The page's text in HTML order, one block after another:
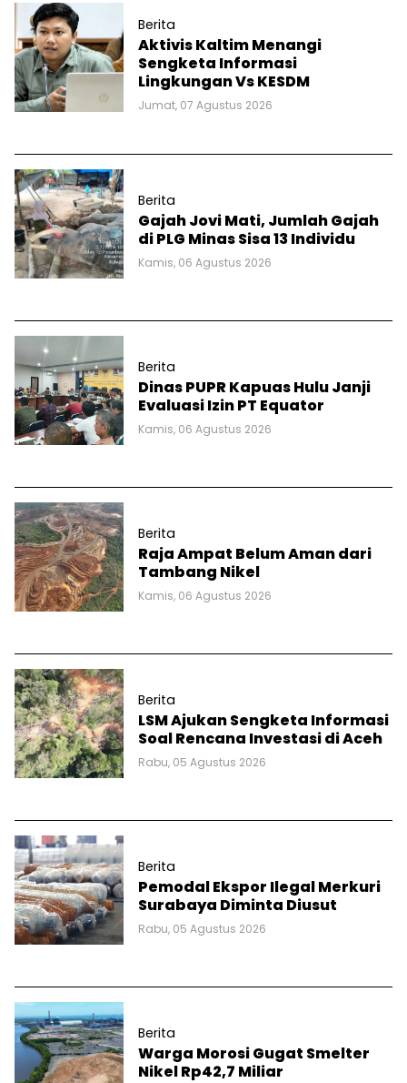
Berita
Aktivis Kaltim Menangi
Sengketa Informasi
Lingkungan Vs KESDM
Jumat, 07 Agustus 2026
Berita
Gajah Jovi Mati, Jumlah Gajah
di PLG Minas Sisa 13 Individu
Kamis, 06 Agustus 2026
Berita
Dinas PUPR Kapuas Hulu Janji
Evaluasi Izin PT Equator
Kamis, 06 Agustus 2026
Berita
Raja Ampat Belum Aman dari
Tambang Nikel
Kamis, 06 Agustus 2026
Berita
LSM Ajukan Sengketa Informasi
Soal Rencana Investasi di Aceh
Rabu, 05 Agustus 2026
Berita
Pemodal Ekspor Ilegal Merkuri
Surabaya Diminta Diusut
Rabu, 05 Agustus 2026
Berita
Warga Morosi Gugat Smelter
Nikel Rp42,7 Miliar